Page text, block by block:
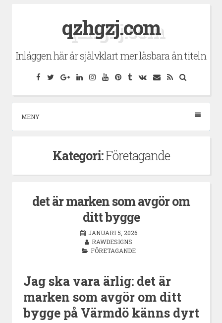
qzhgzj.com
Inläggen här är självklart mer läsbara än titeln
Facebook
TwitterGoogleLinkedInInstagram
YouTubePinterest
Tumblr
VK E-
RSS
MENY
Kategori:Företagande
det är marken som avgör om
ditt bygge
JANUARI 5, 2026
RAWDESIGNS
FÖRETAGANDE
Jag ska vara ärlig: det är
marken som avgör om ditt
bygge på Värmdö känns dyrt